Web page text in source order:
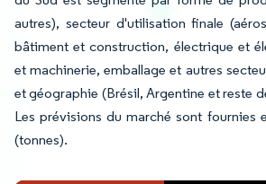
autres), secteur d'utilisation finale
bâtiment et construction, électrique et
et machinerie, emballage et autres
et géographie (Brésil, Argentine et reste
Les prévisions du marché sont fournies
(tonnes).